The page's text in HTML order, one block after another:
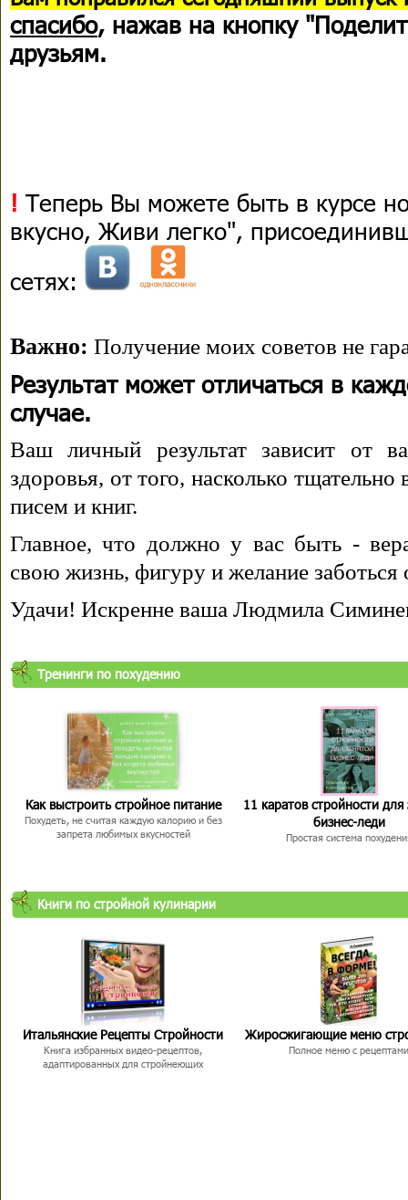
спасибо, нажав на кнопку
друзьям.
! Теперь Вы можете быть в курсе
вкусно, Живи легко",
сетях:
Важно: Получение моих советов не
Результат может отличаться в
случае.
Ваш личный результат зависит от
здоровья, от того, насколько
писем и книг.
Главное, что должно у вас быть -
свою жизнь, фигуру и желание заботься
Удачи! Искренне ваша Людмила
Тренинги по похудению
Как выстроить стройное питание
Похудеть, не считая каждую калорию и без
запрета любимых вкусностей
11 каратов стройности для
бизнес-леди
Простая система
Книги по стройной кулинарии
Итальянские Рецепты Стройности
Книга избранных видео-рецептов,
адаптированных для стройнеющих
Жиросжигающие меню
Полное меню с рецептами